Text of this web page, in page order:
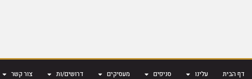
דף הבית עלינו סניפים מעסיקים דרושים/ות צור קשר